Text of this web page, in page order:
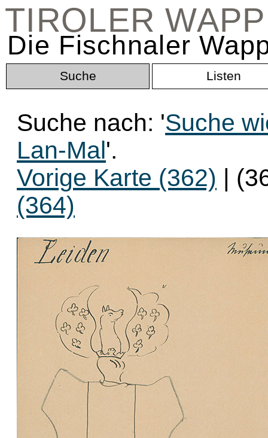
TIROLER
Die Fischnaler
Suche Listen
Suche nach: 'Suche
Lan-Mal'.
Vorige Karte (362) |
(364)